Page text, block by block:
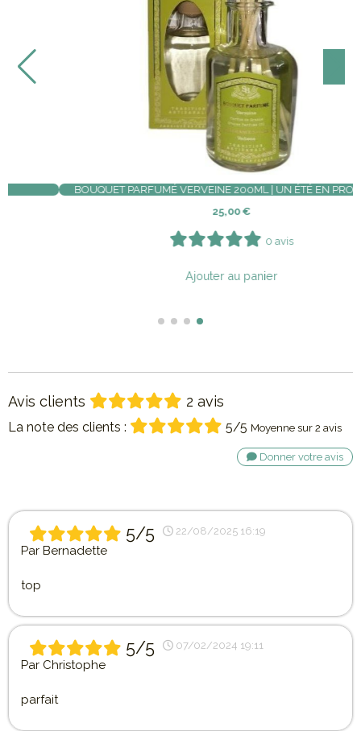
BAUME DU HIBOU BIO VITALITÉ MUSCULAIRE
€
0 avis
Ajouter au panier
Avis clients 2 avis
La note des clients : 5/5 Moyenne sur 2 avis
Donner votre avis
5/5 22/08/2025 16:19
Par Bernadette
top
5/5 07/02/2024 19:11
Par Christophe
parfait